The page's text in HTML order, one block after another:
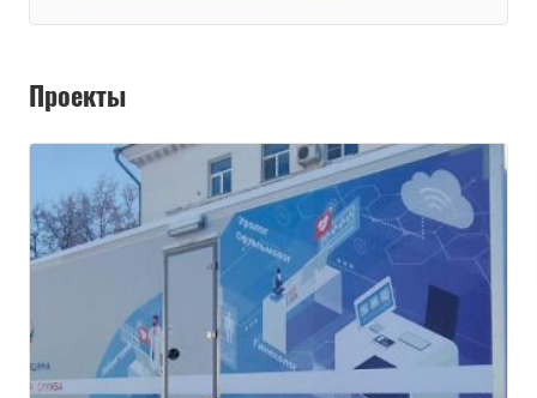
Проекты